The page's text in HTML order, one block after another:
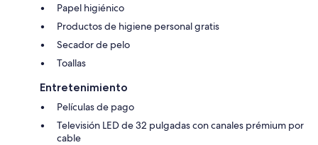
Papel higiénico
Productos de higiene personal gratis
Secador de pelo
Toallas
Entretenimiento
Películas de pago
Televisión LED de 32 pulgadas con canales prémium por
cable